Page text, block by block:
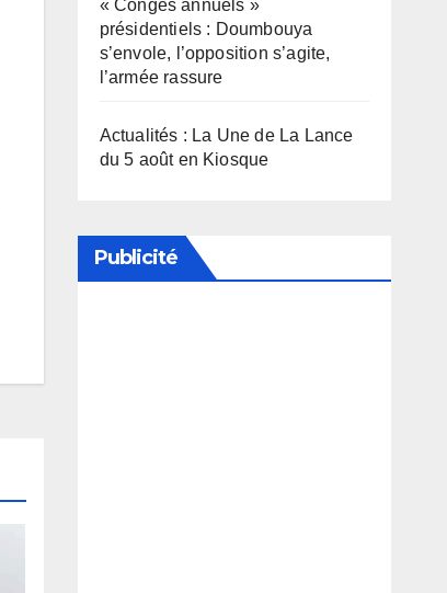
« Congés annuels »
présidentiels : Doumbouya
s’envole, l’opposition s’agite,
l’armée rassure
Actualités : La Une de La Lance
du 5 août en Kiosque
Publicité